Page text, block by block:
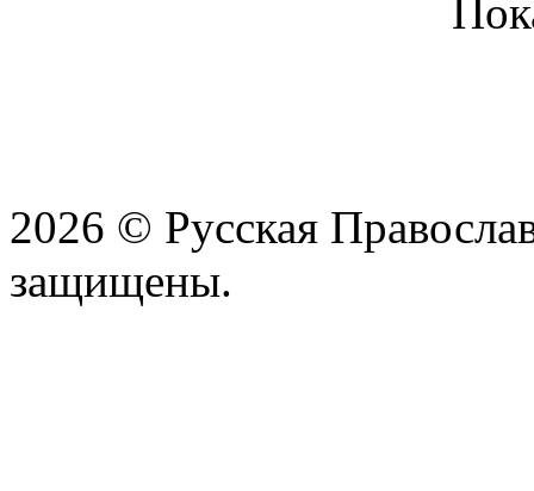
2026 © Русская
защищены.